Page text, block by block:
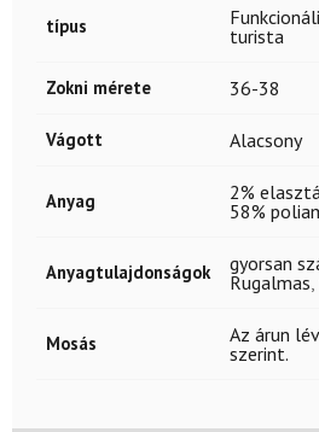
típus
turista
Zokni mérete 36-38
Vágott Alacsony
Anyag 2%
58%
Anyagtulajdonságok gyorsan
Rugalmas
Mosás
Az árun
szerint.